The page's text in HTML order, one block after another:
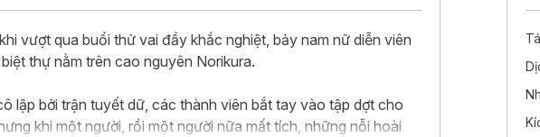
vượt qua buổi thử vai đầy khắc nghiệt, bảy nam nữ diễn viên
thự nằm trên cao nguyên Norikura.
lập bởi trận tuyết dữ, các thành viên bắt tay vào tập dợt cho
khi một người, rồi một người nữa mất tích, những nỗi hoài